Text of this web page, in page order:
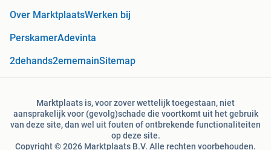
Over MarktplaatsWerken bij
PerskamerAdevinta
2dehands2ememainSitemap
Marktplaats is, voor zover wettelijk toegestaan, niet
aansprakelijk voor (gevolg)schade die voortkomt uit het gebruik
van deze site, dan wel uit fouten of ontbrekende functionaliteiten
op deze site.
Copyright © 2026 Marktplaats B.V. Alle rechten voorbehouden.